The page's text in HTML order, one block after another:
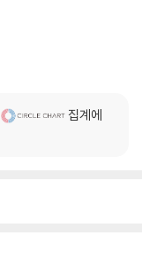
집계에